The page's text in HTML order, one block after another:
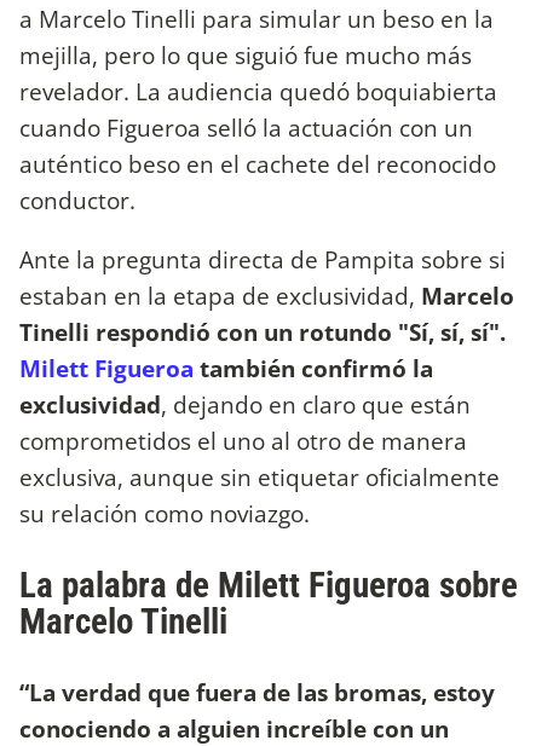
a Marcelo Tinelli para simular un beso en la
mejilla, pero lo que siguió fue mucho más
revelador. La audiencia quedó boquiabierta
cuando Figueroa selló la actuación con un
auténtico beso en el cachete del reconocido
conductor.
Ante la pregunta directa de Pampita sobre si
estaban en la etapa de exclusividad, Marcelo
Tinelli respondió con un rotundo "Sí, sí, sí".
Milett Figueroa también confirmó la
exclusividad, dejando en claro que están
comprometidos el uno al otro de manera
exclusiva, aunque sin etiquetar oficialmente
su relación como noviazgo.
La palabra de Milett Figueroa sobre
Marcelo Tinelli
“La verdad que fuera de las bromas, estoy
conociendo a alguien increíble con un